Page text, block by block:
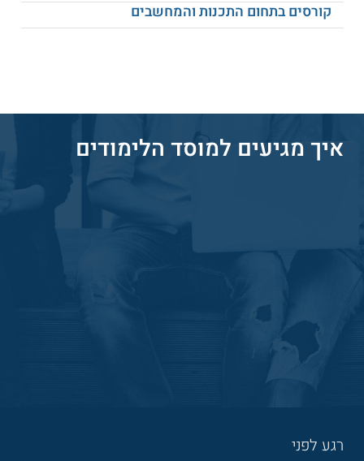
קורסים בתחום התכנות והמחשבים
איך מגיעים למוסד הלימודים
רגע לפני